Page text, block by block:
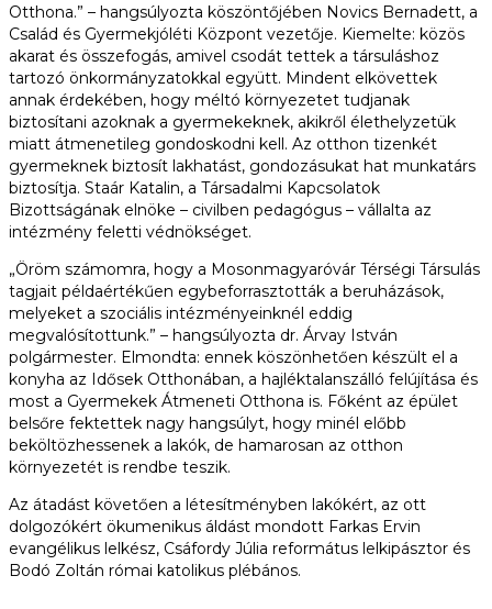
Otthona.” – hangsúlyozta köszöntőjében Novics Bernadett, a
Család és Gyermekjóléti Központ vezetője. Kiemelte: közös
akarat és összefogás, amivel csodát tettek a társuláshoz
tartozó önkormányzatokkal együtt. Mindent elkövettek
annak érdekében, hogy méltó környezetet tudjanak
biztosítani azoknak a gyermekeknek, akikről élethelyzetük
miatt átmenetileg gondoskodni kell. Az otthon tizenkét
gyermeknek biztosít lakhatást, gondozásukat hat munkatárs
biztosítja. Staár Katalin, a Társadalmi Kapcsolatok
Bizottságának elnöke – civilben pedagógus – vállalta az
intézmény feletti védnökséget.
„Öröm számomra, hogy a Mosonmagyaróvár Térségi Társulás
tagjait példaértékűen egybeforrasztották a beruházások,
melyeket a szociális intézményeinknél eddig
megvalósítottunk.” – hangsúlyozta dr. Árvay István
polgármester. Elmondta: ennek köszönhetően készült el a
konyha az Idősek Otthonában, a hajléktalanszálló felújítása és
most a Gyermekek Átmeneti Otthona is. Főként az épület
belsőre fektettek nagy hangsúlyt, hogy minél előbb
beköltözhessenek a lakók, de hamarosan az otthon
környezetét is rendbe teszik.
Az átadást követően a létesítményben lakókért, az ott
dolgozókért ökumenikus áldást mondott Farkas Ervin
evangélikus lelkész, Csáfordy Júlia református lelkipásztor és
Bodó Zoltán római katolikus plébános.